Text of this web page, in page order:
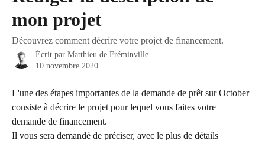
mon projet
Découvrez comment décrire votre projet de financement.
Écrit par Matthieu de Fréminville
10 novembre 2020
L'une des étapes importantes de la demande de prêt sur October
consiste à décrire le projet pour lequel vous faites votre
demande de financement.
Il vous sera demandé de préciser, avec le plus de détails